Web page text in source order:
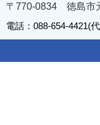
〒770-0834 徳島市
電話：088-654-4421(